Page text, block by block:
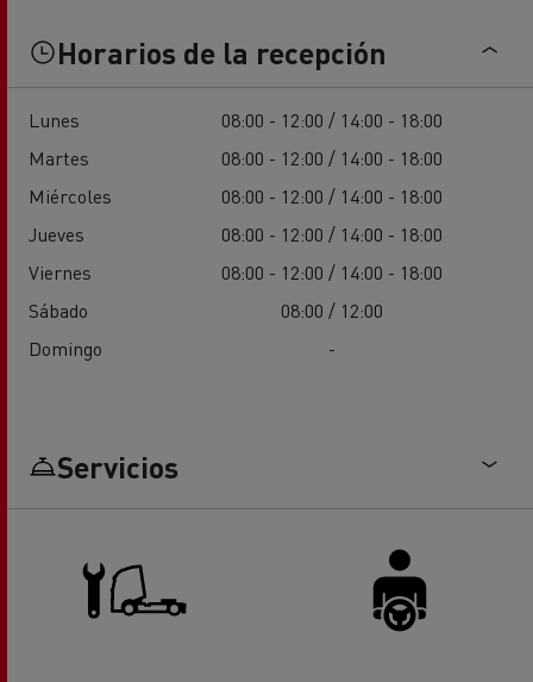
Horarios de la recepción
Lunes
08:00 - 12:00 / 14:00 - 18:00
Martes
08:00 - 12:00 / 14:00 - 18:00
Miércoles
08:00 - 12:00 / 14:00 - 18:00
Jueves
08:00 - 12:00 / 14:00 - 18:00
Viernes
08:00 - 12:00 / 14:00 - 18:00
Sábado
08:00 / 12:00
Domingo
-
Servicios